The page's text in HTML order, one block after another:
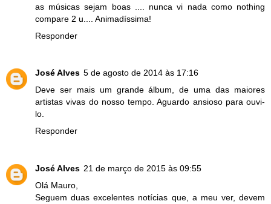
as músicas sejam boas .... nunca vi nada como nothing
compare 2 u.... Animadíssima!
Responder
José Alves 5 de agosto de 2014 às 17:16
Deve ser mais um grande álbum, de uma das maiores
artistas vivas do nosso tempo. Aguardo ansioso para ouvi-
lo.
Responder
José Alves 21 de março de 2015 às 09:55
Olá Mauro,
Seguem duas excelentes notícias que, a meu ver, devem